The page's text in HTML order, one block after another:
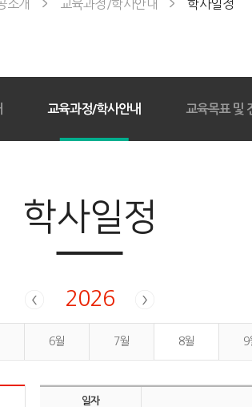
소개 교육과정/학사안내 학사일정
교육과정/학사안내 교육목표 및
학사일정
2026
6월 7월 8월 9
일자